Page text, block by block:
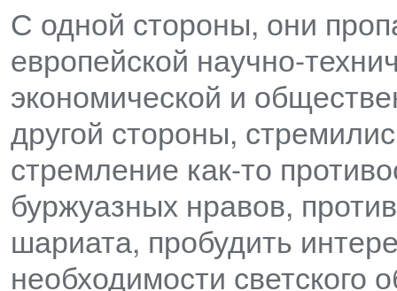
С одной стороны, они
европейской научно-
экономической и
другой стороны,
стремление как-то
буржуазных нравов,
шариата, пробудить
необходимости светского